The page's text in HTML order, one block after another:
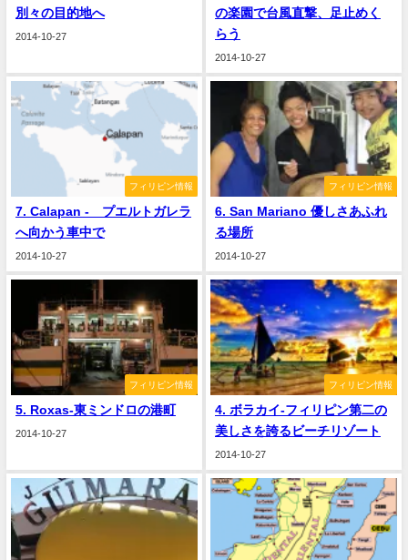
別々の目的地へ
2014-10-27
の楽園で台風直撃、足止めく
らう
2014-10-27
フィリピン情報
7. Calapan - プエルトガレラ
へ向かう車中で
2014-10-27
フィリピン情報
6. San Mariano 優しさあふれ
る場所
2014-10-27
フィリピン情報
5. Roxas-東ミンドロの港町
2014-10-27
フィリピン情報
4. ボラカイ‐フィリピン第二の
美しさを誇るビーチリゾート
2014-10-27